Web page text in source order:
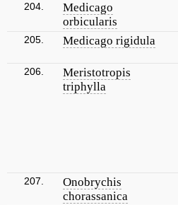
204.
Medicago
orbicularis
205. Medicago rigidula
206.
Meristotropis
triphylla
207.
Onobrychis
chorassanica